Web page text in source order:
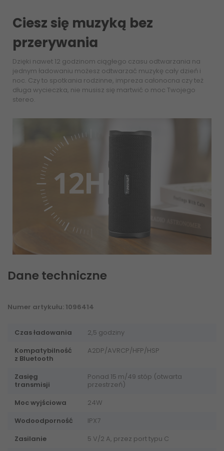
Ciesz się muzyką bez
przerywania
Dzięki nawet 12 godzinom ciągłego czasu odtwarzania na
jednym ładowaniu możesz odtwarzać muzykę cały dzień i
noc. Czy to spotkania rodzinne, impreza całonocna czy też
długa wycieczka, nie musisz się martwić o moc Twojego
stereo.
Dane techniczne
Numer artykułu: 1096414
Czas ładowania
2,5 godziny
Kompatybilność
z Bluetooth
A2DP/AVRCP/HFP/HSP
Zasięg
transmisji
Ponad 15 m/49 stóp (otwarta
przestrzeń)
Moc wyjściowa
24W
Wodoodporność
IPX7
Zasilanie
5 V/2 A, przez port typu C